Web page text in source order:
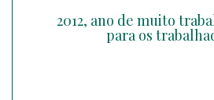
2012, ano de muito
para os